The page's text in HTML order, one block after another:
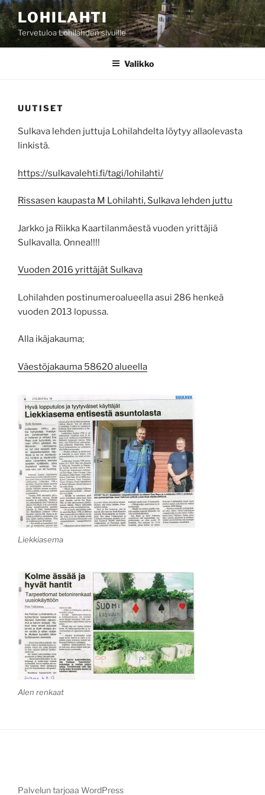
Siirry
sisältöönLOHILAHTI
Tervetuloa Lohilahden sivuille
Valikko
UUTISET
Sulkava lehden juttuja Lohilahdelta löytyy allaolevasta
linkistä.
https://sulkavalehti.fi/tagi/lohilahti/
Rissasen kaupasta M Lohilahti, Sulkava lehden juttu
Jarkko ja Riikka Kaartilanmäestä vuoden yrittäjiä
Sulkavalla. Onnea!!!!
Vuoden 2016 yrittäjät Sulkava
Lohilahden postinumeroalueella asui 286 henkeä
vuoden 2013 lopussa.
Alla ikäjakauma;
Väestöjakauma 58620 alueella
Liekkiasema
Alen renkaat
Palvelun tarjoaa WordPress